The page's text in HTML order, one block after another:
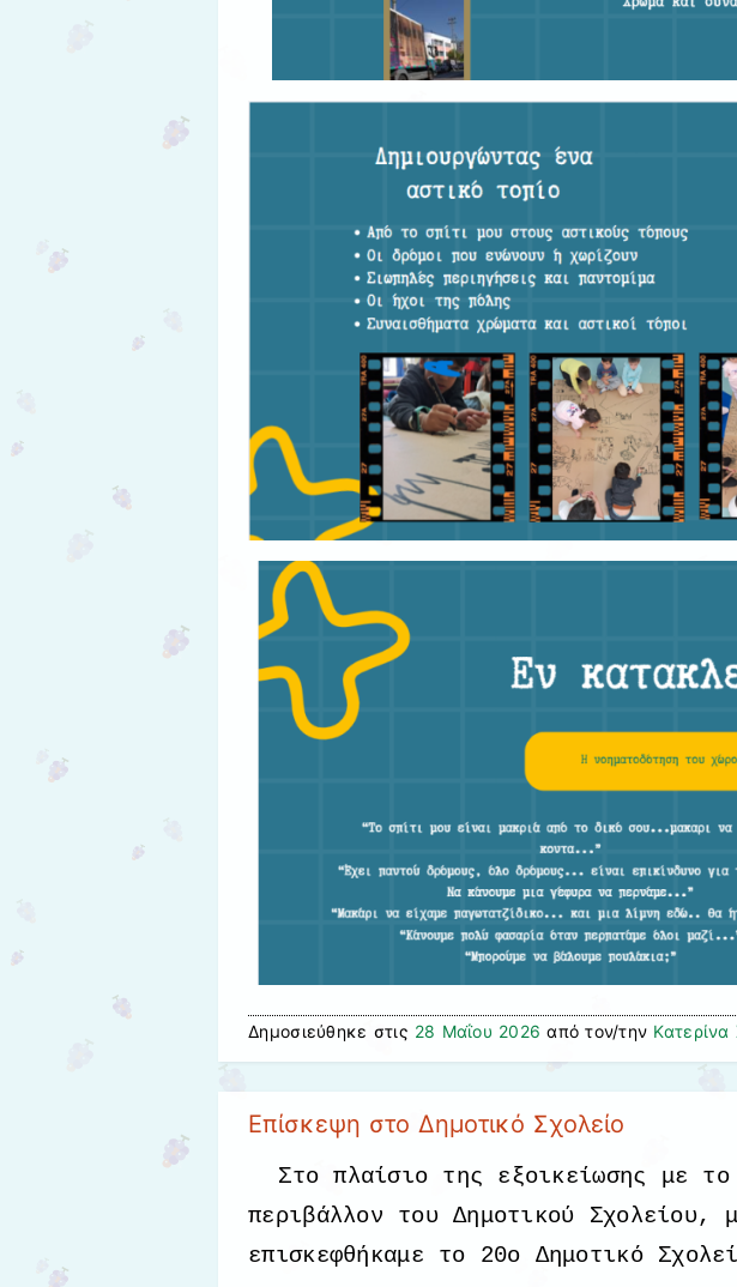
Δημοσιεύθηκε στις 28 Μαΐου 2026 από τον/την Κατερίνα
Επίσκεψη στο Δημοτικό Σχολείο
Στο πλαίσιο της εξοικείωσης με
περιβάλλον του Δημοτικού Σχολείου,
επισκεφθήκαμε το 20ο Δημοτικό